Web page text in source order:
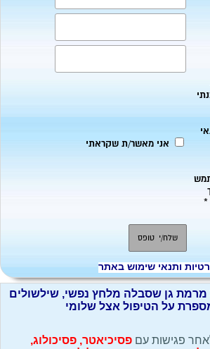
שובל ח. בת 26 מרמת גן שסבלה מלחץ נפשי, שילשולים
על הטיפול אצל שלומי
פגישות עםפסיכיאטר, פסיכולוג,
ותנאי שימוש באתר